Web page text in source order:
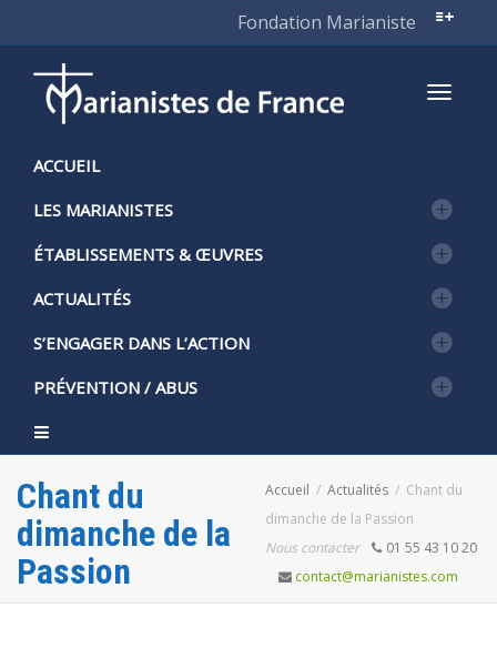
Fondation Marianiste
ACCUEIL
LES MARIANISTES
ÉTABLISSEMENTS & ŒUVRES
ACTUALITÉS
S’ENGAGER DANS L’ACTION
PRÉVENTION / ABUS
Chant du
dimanche de la
Passion
Accueil Actualités
Chant du
dimanche de la Passion
Nous contacter
01 55 43 10 20
contact@marianistes.com